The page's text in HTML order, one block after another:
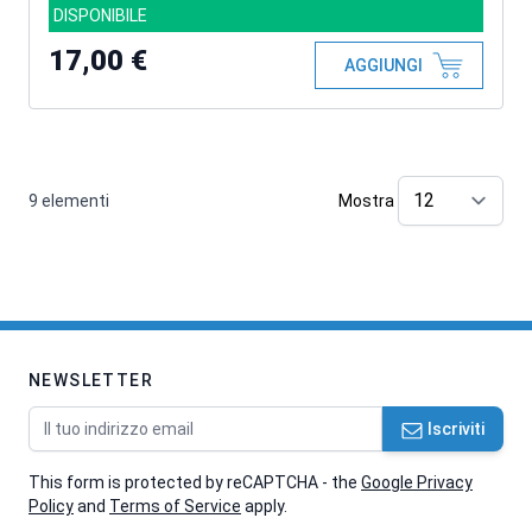
DISPONIBILE
17,00 € AGGIUNGI
9 elementi Mostra
NEWSLETTER
Indirizzo email Iscriviti
This form is protected by reCAPTCHA - the Google Privacy
Policyand Terms of Service apply.